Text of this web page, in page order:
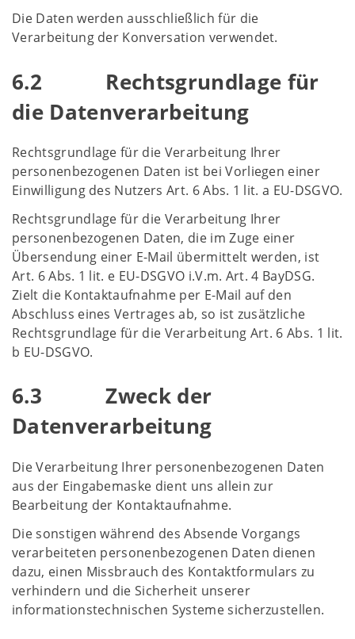
Die Daten werden ausschließlich für die
Verarbeitung der Konversation verwendet.
6.2 Rechtsgrundlage für
die Datenverarbeitung
Rechtsgrundlage für die Verarbeitung Ihrer
personenbezogenen Daten ist bei Vorliegen einer
Einwilligung des Nutzers Art. 6 Abs. 1 lit. a EU-DSGVO.
Rechtsgrundlage für die Verarbeitung Ihrer
personenbezogenen Daten, die im Zuge einer
Übersendung einer E-Mail übermittelt werden, ist
Art. 6 Abs. 1 lit. e EU-DSGVO i.V.m. Art. 4 BayDSG.
Zielt die Kontaktaufnahme per E-Mail auf den
Abschluss eines Vertrages ab, so ist zusätzliche
Rechtsgrundlage für die Verarbeitung Art. 6 Abs. 1 lit.
b EU-DSGVO.
6.3 Zweck der
Datenverarbeitung
Die Verarbeitung Ihrer personenbezogenen Daten
aus der Eingabemaske dient uns allein zur
Bearbeitung der Kontaktaufnahme.
Die sonstigen während des Absende Vorgangs
verarbeiteten personenbezogenen Daten dienen
dazu, einen Missbrauch des Kontaktformulars zu
verhindern und die Sicherheit unserer
informationstechnischen Systeme sicherzustellen.